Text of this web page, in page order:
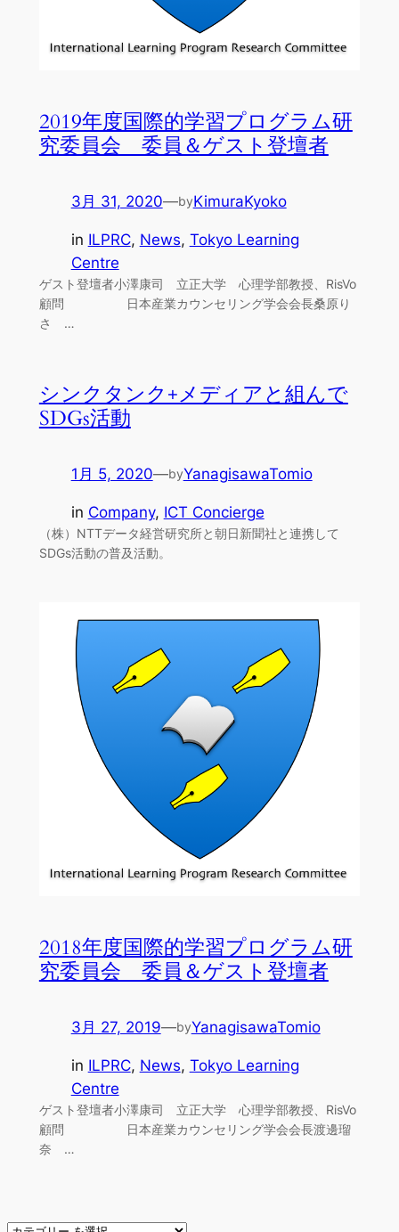
2019年度国際的学習プログラム研
究委員会 委員＆ゲスト登壇者
3月 31, 2020—byKimuraKyoko
in ILPRC, News, Tokyo Learning
Centre
ゲスト登壇者小澤康司 立正大学 心理学部教授、RisVo
顧問 日本産業カウンセリング学会会長桑原り
さ …
シンクタンク+メディアと組んで
SDGs活動
1月 5, 2020—byYanagisawaTomio
in Company, ICT Concierge
（株）NTTデータ経営研究所と朝日新聞社と連携して
SDGs活動の普及活動。
2018年度国際的学習プログラム研
究委員会 委員＆ゲスト登壇者
3月 27, 2019—byYanagisawaTomio
in ILPRC, News, Tokyo Learning
Centre
ゲスト登壇者小澤康司 立正大学 心理学部教授、RisVo
顧問 日本産業カウンセリング学会会長渡邊瑠
奈 …